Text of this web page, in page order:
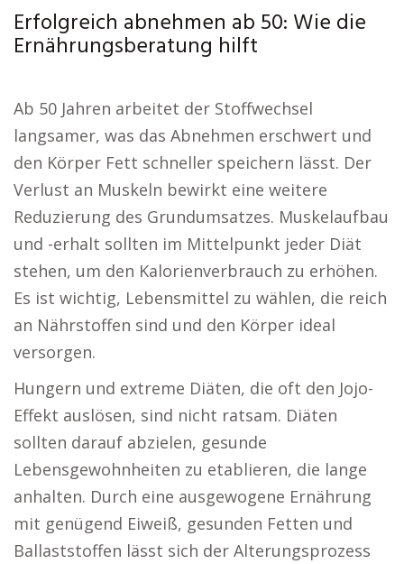
Erfolgreich abnehmen ab 50: Wie die
Ernährungsberatung hilft
Ab 50 Jahren arbeitet der Stoffwechsel
langsamer, was das Abnehmen erschwert und
den Körper Fett schneller speichern lässt. Der
Verlust an Muskeln bewirkt eine weitere
Reduzierung des Grundumsatzes. Muskelaufbau
und -erhalt sollten im Mittelpunkt jeder Diät
stehen, um den Kalorienverbrauch zu erhöhen.
Es ist wichtig, Lebensmittel zu wählen, die reich
an Nährstoffen sind und den Körper ideal
versorgen.
Hungern und extreme Diäten, die oft den Jojo-
Effekt auslösen, sind nicht ratsam. Diäten
sollten darauf abzielen, gesunde
Lebensgewohnheiten zu etablieren, die lange
anhalten. Durch eine ausgewogene Ernährung
mit genügend Eiweiß, gesunden Fetten und
Ballaststoffen lässt sich der Alterungsprozess